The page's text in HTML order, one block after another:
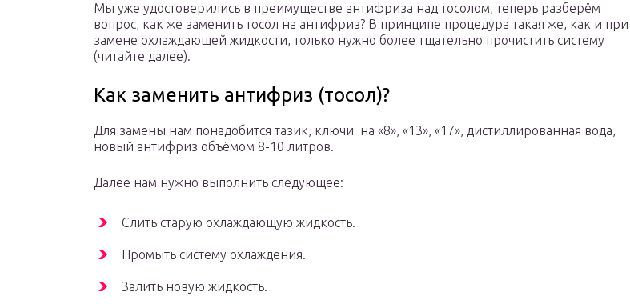
Мы уже удостоверились в преимуществе антифриза над тосолом, теперь разберём
вопрос, как же заменить тосол на антифриз? В принципе процедура такая же, как и при
замене охлаждающей жидкости, только нужно более тщательно прочистить систему
(читайте далее).
Как заменить антифриз (тосол)?
Для замены нам понадобится тазик, ключи на «8», «13», «17», дистиллированная вода,
новый антифриз объёмом 8-10 литров.
Далее нам нужно выполнить следующее:
Слить старую охлаждающую жидкость.
Промыть систему охлаждения.
Залить новую жидкость.